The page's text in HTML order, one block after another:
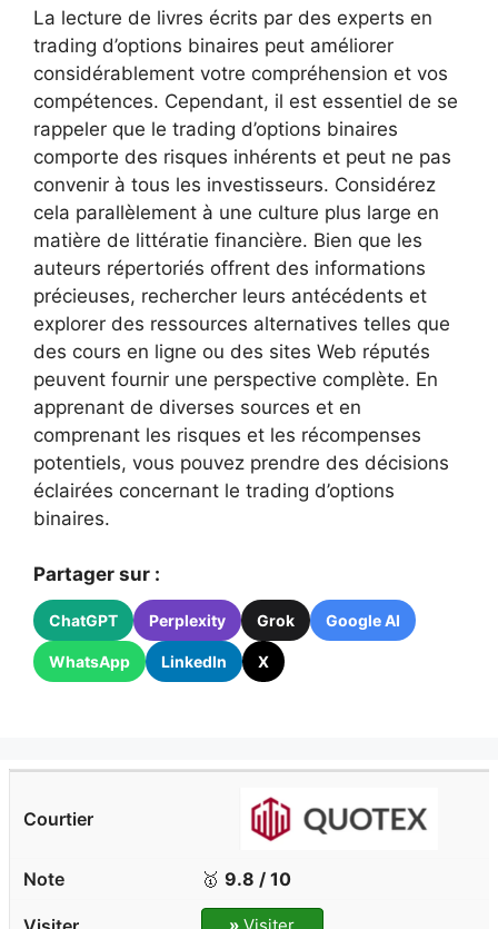
La lecture de livres écrits par des experts en
trading d’options binaires peut améliorer
considérablement votre compréhension et vos
compétences. Cependant, il est essentiel de se
rappeler que le trading d’options binaires
comporte des risques inhérents et peut ne pas
convenir à tous les investisseurs. Considérez
cela parallèlement à une culture plus large en
matière de littératie financière. Bien que les
auteurs répertoriés offrent des informations
précieuses, rechercher leurs antécédents et
explorer des ressources alternatives telles que
des cours en ligne ou des sites Web réputés
peuvent fournir une perspective complète. En
apprenant de diverses sources et en
comprenant les risques et les récompenses
potentiels, vous pouvez prendre des décisions
éclairées concernant le trading d’options
binaires.
Partager sur :
ChatGPT Perplexity Grok Google AI
WhatsApp LinkedIn X
🥇 9.8 / 10